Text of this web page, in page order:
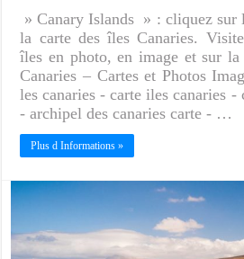
» Canary Islands » : cliquez sur
la carte des îles Canaries.
îles en photo, en image et sur
Canaries – Cartes et Photos
les canaries - carte iles canaries -
- archipel des canaries carte - …
Plus d Informations »